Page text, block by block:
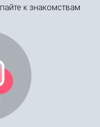
к знакомствам